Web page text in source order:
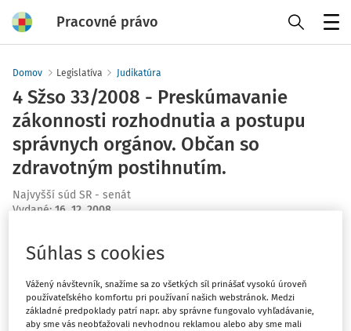
Pracovné právo
Domov Legislatíva Judikatúra
4 Sžso 33/2008 - Preskúmavanie
zákonnosti rozhodnutia a postupu
správnych orgánov. Občan so
zdravotným postihnutím.
Najvyšší súd SR - senát
Vydané: 16. 12. 2008
Máte predplatné?
Súhlas s cookies
Vážený návštevník, snažíme sa zo všetkých síl prinášať vysokú úroveň
používateľského komfortu pri používaní našich webstránok. Medzi
základné predpoklady patrí napr. aby správne fungovalo vyhľadávanie,
aby sme vás neobťažovali nevhodnou reklamou alebo aby sme mali